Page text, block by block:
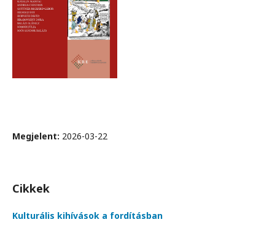
Megjelent: 2026-03-22
Cikkek
Kulturális kihívások a fordításban